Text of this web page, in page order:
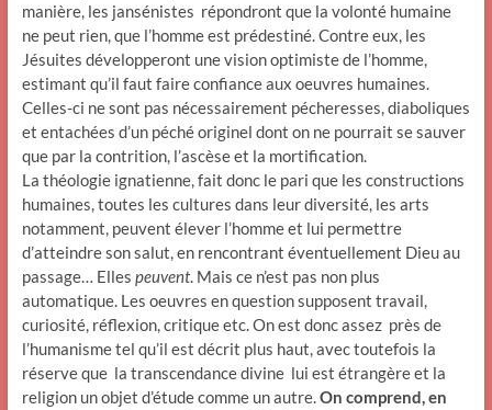
manière, les jansénistes répondront que la volonté humaine
ne peut rien, que l’homme est prédestiné. Contre eux, les
Jésuites développeront une vision optimiste de l’homme,
estimant qu’il faut faire confiance aux oeuvres humaines.
Celles-ci ne sont pas nécessairement pécheresses, diaboliques
et entachées d’un péché originel dont on ne pourrait se sauver
que par la contrition, l’ascèse et la mortification.
La théologie ignatienne, fait donc le pari que les constructions
humaines, toutes les cultures dans leur diversité, les arts
notamment, peuvent élever l’homme et lui permettre
d’atteindre son salut, en rencontrant éventuellement Dieu au
passage… Elles peuvent. Mais ce n’est pas non plus
automatique. Les oeuvres en question supposent travail,
curiosité, réflexion, critique etc. On est donc assez près de
l’humanisme tel qu’il est décrit plus haut, avec toutefois la
réserve que la transcendance divine lui est étrangère et la
religion un objet d’étude comme un autre.On comprend, en